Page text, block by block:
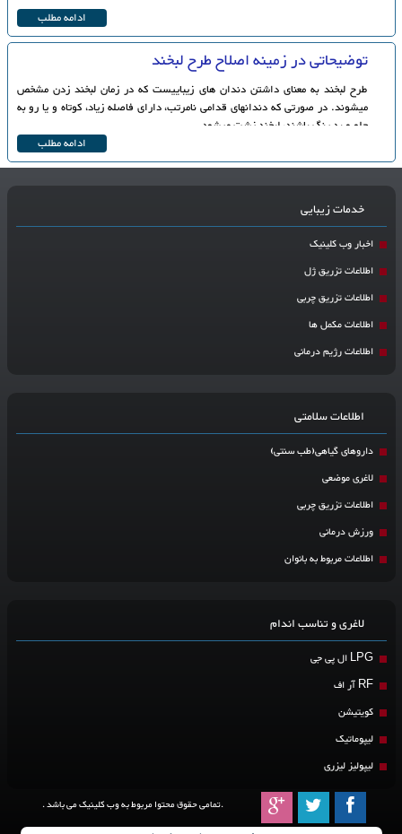
ادامه مطلب
توضیحاتی در زمینه اصلاح طرح لبخند
طرح لبخند به معنای داشتن دندان های زیباییست که در زمان لبخند زدن مشخص
می‎شوند. در صورتی که دندانهای قدامی نامرتب، دارای فاصله زیاد، کوتاه و یا رو به
جلو و بد رنگ باشند، لبخند زشت می‎شود.
ادامه مطلب
خدمات زیبایی
اخبار وب کلینیک
اطلاعات تزریق ژل
اطلاعات تزریق چربی
اطلاعات مکمل ها
اطلاعات رژیم درمانی
اطلاعات سلامتی
داروهای گیاهی(طب سنتی)
لاغری موضعی
اطلاعات تزریق چربی
ورزش درمانی
اطلاعات مربوط به بانوان
لاغری و تناسب اندام
LPG ال پی جی
RF آر اف
کویتیشن
لیپوماتیک
لیپولیز لیزری
.تمامی حقوق محتوا مربوط به وب کلینیک می باشد .